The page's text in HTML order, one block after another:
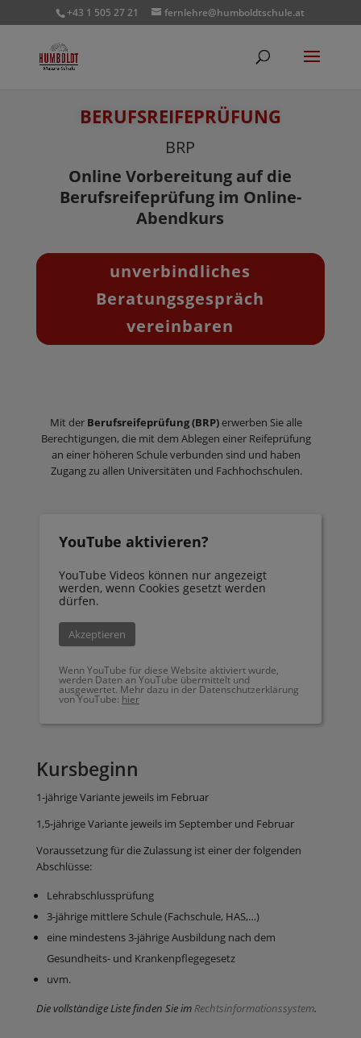
+43 1 505 27 21 fernlehre@humboldtschule.at
BERUFSREIFEPRÜFUNG
BRP
Online Vorbereitung auf die
Berufsreifeprüfung im Online-
Abendkurs
unverbindliches
Beratungsgespräch
vereinbaren
Mit der Berufsreifeprüfung (BRP)erwerben Sie alle
Berechtigungen, die mit dem Ablegen einer Reifeprüfung
an einer höheren Schule verbunden sind und haben
Zugang zu allen Universitäten und Fachhochschulen.
YouTube aktivieren?
YouTube Videos können nur angezeigt
werden, wenn Cookies gesetzt werden
dürfen.
Akzeptieren
Wenn YouTube für diese Website aktiviert wurde,
werden Daten an YouTube übermittelt und
ausgewertet. Mehr dazu in der Datenschutzerklärung
von YouTube: hier
Kursbeginn
1-jährige Variante jeweils im Februar
1,5-jährige Variante jeweils im September und Februar
Voraussetzung für die Zulassung ist einer der folgenden
Abschlüsse:
Lehrabschlussprüfung
3-jährige mittlere Schule (Fachschule, HAS,…)
eine mindestens 3-jährige Ausbildung nach dem
Gesundheits- und Krankenpflegegesetz
uvm.
Die vollständige Liste finden Sie im Rechtsinformationssystem.